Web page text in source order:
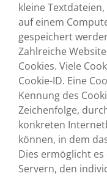
kleine
auf einem
gespeichert
Zahlreiche
Cookies. Viele
Cookie-ID. Eine
Kennung des
Zeichenfolge,
konkreten
können, in dem
Dies ermöglicht
Servern, den